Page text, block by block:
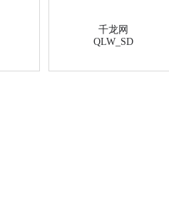
千龙网
QLW_SD